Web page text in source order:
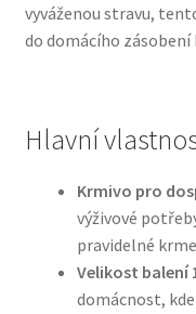
Brit pro psy
Natural Trainer
Happy Dog —
Hill’s pro psy
vyváženou stravu,
do domácího zásobení
Hlavní
Krmivo pro
výživové
pravidelné
Velikost balení
domácnost,